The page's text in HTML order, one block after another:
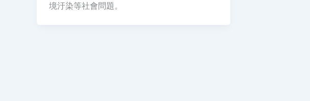
境汙染等社會問題。